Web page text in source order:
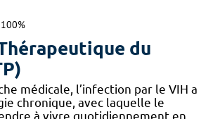
100%
du
médicale, l’infection par le VIH a
chronique, avec laquelle le
à vivre quotidiennement en